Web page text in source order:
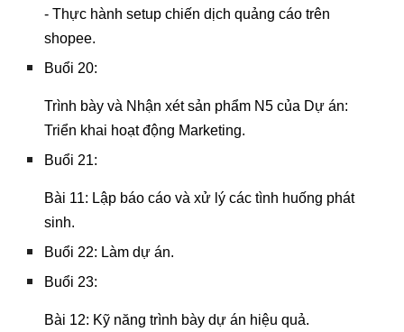
- Thực hành setup chiến dịch quảng cáo trên
shopee.
Buổi 20:
Trình bày và Nhận xét sản phẩm N5 của Dự án:
Triển khai hoạt động Marketing.
Buổi 21:
Bài 11: Lập báo cáo và xử lý các tình huống phát
sinh.
Buổi 22: Làm dự án.
Buổi 23:
Bài 12: Kỹ năng trình bày dự án hiệu quả.